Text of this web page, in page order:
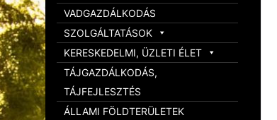
VADGAZDÁLKODÁS
SZOLGÁLTATÁSOK
KERESKEDELMI, ÜZLETI ÉLET
TÁJGAZDÁLKODÁS,
TÁJFEJLESZTÉS
ÁLLAMI FÖLDTERÜLETEK